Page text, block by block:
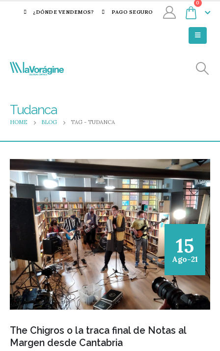
¿DÓNDE VENDEMOS? PAGO SEGURO
0
Tudanca
HOME BLOG TAG - TUDANCA
15
Ago-21
The Chigros o la traca final de Notas al
Margen desde Cantabria